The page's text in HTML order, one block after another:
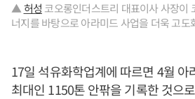
▲허성 코오롱인더스트리 대표이사 사장이
너지를 바탕으로 아라미드 사업을 더욱 고도
17일 석유화학업계에 따르면 4월 아
최대인 1150톤 안팎을 기록한 것으